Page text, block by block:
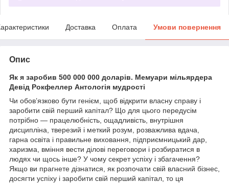
Доставка Оплата Умови повернення
Опис
Як я заробив 500 000 000 доларів. Мемуари мільярдера
Девід Рокфеллер Антологія мудрості
Чи обов’язково бути генієм, щоб відкрити власну справу і
заробити свій перший капітал? Що для цього передусім
потрібно — працелюбність, ощадливість, внутрішня
дисципліна, тверезий і меткий розум, розважлива вдача,
гарна освіта і правильне виховання, підприємницький дар,
харизма, вміння вести ділові переговори і розбиратися в
людях чи щось інше? У чому секрет успіху і збагачення?
Якщо ви прагнете дізнатися, як розпочати свій власний бізнес,
досягти успіху і заробити свій перший капітал, то ця